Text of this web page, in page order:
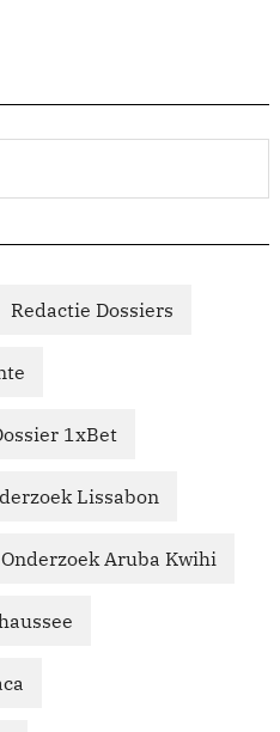
Redactie Dossiers
1xBet
Lissabon
Onderzoek Aruba Kwihi